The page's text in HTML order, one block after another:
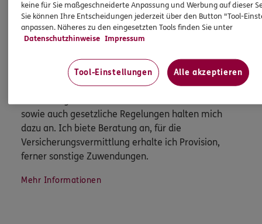
HINWEIS
Ich bin verpflichtet, Ihnen Auskünfte zu meiner
sowie auch gesetzliche Regelungen halten mich
dazu an. Ich biete Beratung an, für die
Versicherungsvermittlung erhalte ich Provision,
ferner sonstige Zuwendungen.
Mehr Informationen
keine für Sie maßgeschneiderte Anpassung und Werbung auf dieser
Sie können Ihre Entscheidungen jederzeit über den Button "Tool-
anpassen. Näheres zu den eingesetzten Tools finden Sie unter
Datenschutzhinweise Impressum
Tool-Einstellungen Alle akzeptieren